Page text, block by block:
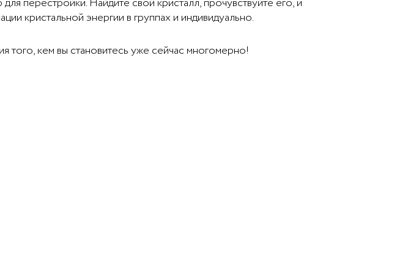
кристальной энергии в группах и индивидуально.
того, кем вы становитесь уже сейчас многомерно!